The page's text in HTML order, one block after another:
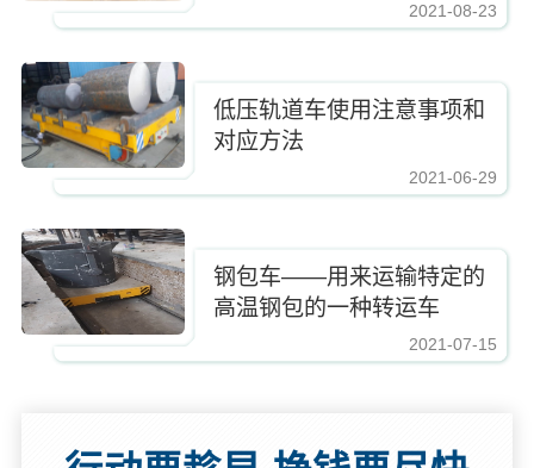
2021-08-23
低压轨道车使用注意事项和
对应方法
2021-06-29
钢包车——用来运输特定的
高温钢包的一种转运车
2021-07-15